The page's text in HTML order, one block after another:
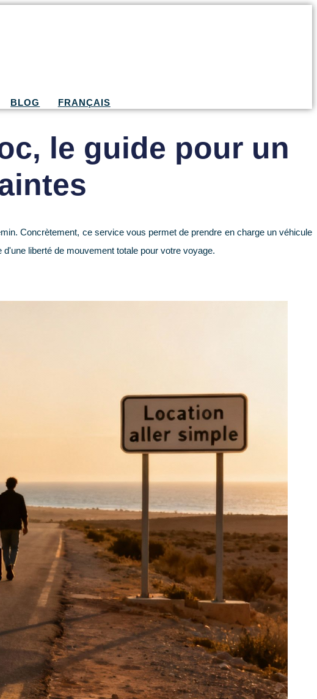
BLOG FRANÇAIS
le guide pour un
Concrètement, ce service vous permet de prendre en charge un véhicule
liberté de mouvement totale pour votre voyage.